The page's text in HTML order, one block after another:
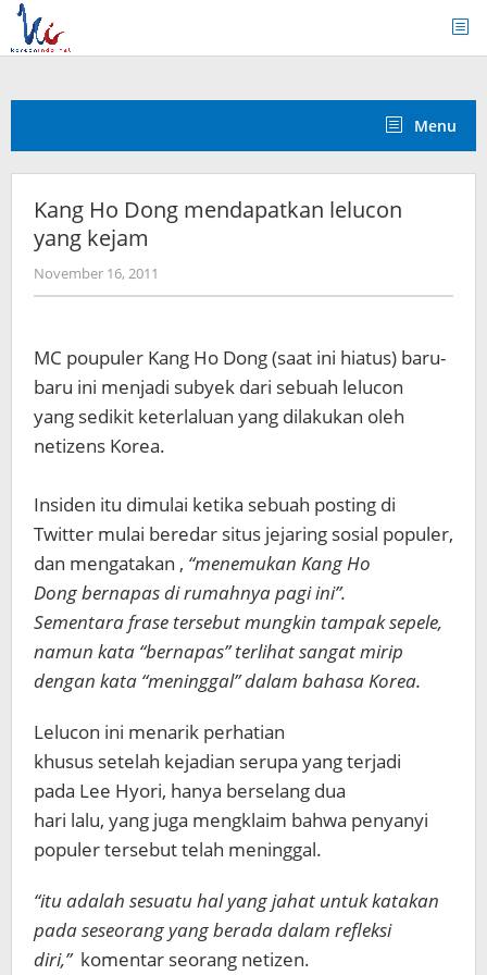
Skip
content
Menu
Kang Ho Dong mendapatkan lelucon
yang kejam
November 16, 2011
Koreanindo
MC poupuler Kang Ho Dong (saat ini hiatus) baru-
baru ini menjadi subyek dari sebuah lelucon
yang sedikit keterlaluan yang dilakukan oleh
netizens Korea.
Insiden itu dimulai ketika sebuah posting di
Twitter mulai beredar situs jejaring sosial populer,
dan mengatakan , “menemukan Kang Ho
Dong bernapas di rumahnya pagi ini”.
Sementara frase tersebut mungkin tampak sepele,
namun kata “bernapas” terlihat sangat mirip
dengan kata “meninggal” dalam bahasa Korea.
Lelucon ini menarik perhatian
khusus setelah kejadian serupa yang terjadi
pada Lee Hyori, hanya berselang dua
hari lalu, yang juga mengklaim bahwa penyanyi
populer tersebut telah meninggal.
“itu adalah sesuatu hal yang jahat untuk katakan
pada seseorang yang berada dalam refleksi
diri,”komentar seorang netizen.